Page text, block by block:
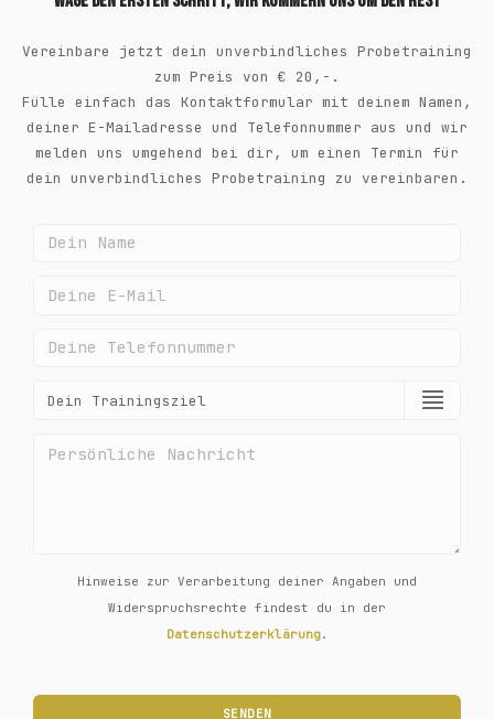
Vereinbare jetzt dein unverbindliches Probetraining
zum Preis von € 20,-.
Fülle einfach das Kontaktformular mit deinem Namen,
deiner E-Mailadresse und Telefonnummer aus und wir
melden uns umgehend bei dir, um einen Termin für
dein unverbindliches Probetraining zu vereinbaren.
Hinweise zur Verarbeitung deiner Angaben und
Widerspruchsrechte findest du in der
Datenschutzerklärung.